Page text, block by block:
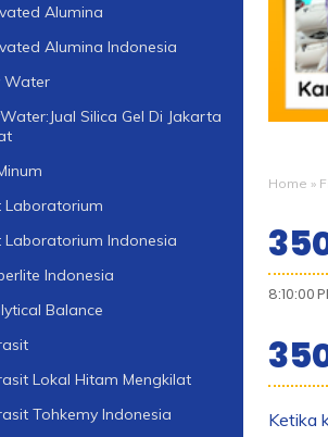
Home »
8:10:00
Ketika
Alumina
Alumina Indonesia
Water
Silica Gel Di Jakarta
Laboratorium
Laboratorium Indonesia
Indonesia
Balance
Lokal Hitam Mengkilat
Tohkemy Indonesia